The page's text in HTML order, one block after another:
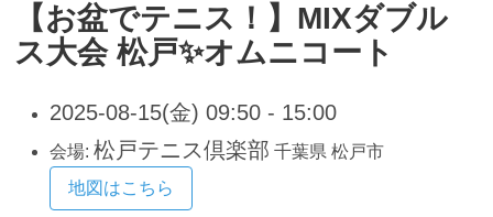
【お盆でテニス！】MIXダブル
ス大会 松戸✨オムニコート
2025-08-15(金) 09:50 - 15:00
会場: 松戸テニス倶楽部 千葉県 松戸市
地図はこちら